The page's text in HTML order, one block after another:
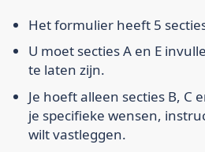
Het formulier heeft 5
U moet secties A en E
te laten zijn.
Je hoeft alleen secties B, C
je specifieke wensen,
wilt vastleggen.